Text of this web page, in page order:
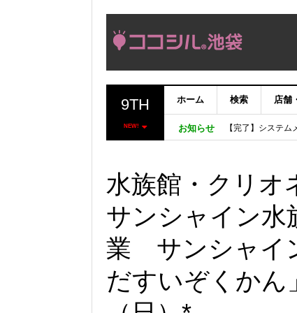
9TH
NEW!
ホーム 検索 店舗
お知らせ
【完了】システ
【重要：9月5日
ココシルアプリ無
水族館・クリオ
サンシャイン
業 サンシャイ
だすいぞくか